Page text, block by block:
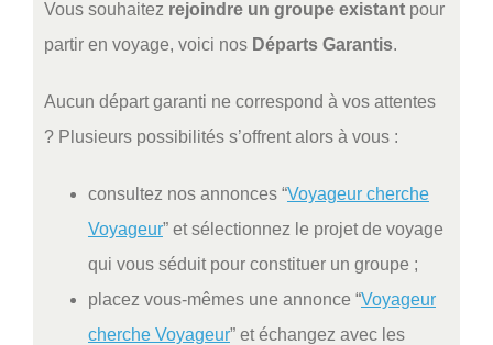
Vous souhaitez rejoindre un groupe existantpour
partir en voyage, voici nos Départs Garantis.
Aucun départ garanti ne correspond à vos attentes
? Plusieurs possibilités s’offrent alors à vous :
consultez nos annonces “Voyageur cherche
Voyageur” et sélectionnez le projet de voyage
qui vous séduit pour constituer un groupe ;
placez vous-mêmes une annonce “Voyageur
cherche Voyageur” et échangez avec les